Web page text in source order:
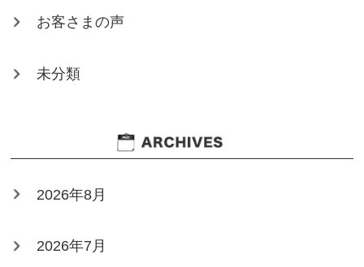
お客さまの声
未分類
2026年8月
2026年7月